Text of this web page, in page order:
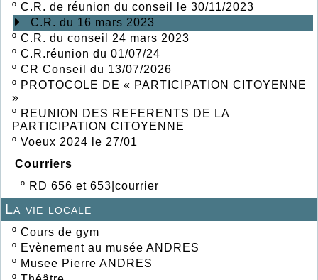
º C.R. de réunion du conseil le 30/11/2023
C.R. du 16 mars 2023
º C.R. du conseil 24 mars 2023
º C.R.réunion du 01/07/24
º CR Conseil du 13/07/2026
º PROTOCOLE DE « PARTICIPATION CITOYENNE
»
º REUNION DES REFERENTS DE LA
PARTICIPATION CITOYENNE
º Voeux 2024 le 27/01
Courriers
º RD 656 et 653|courrier
La vie locale
º Cours de gym
º Evènement au musée ANDRES
º Musee Pierre ANDRES